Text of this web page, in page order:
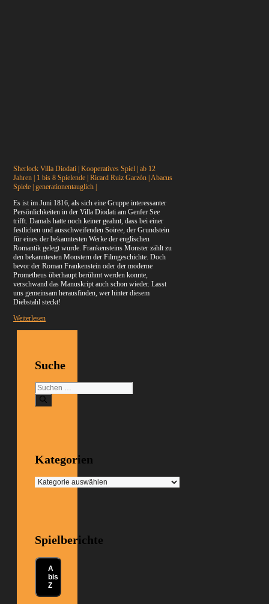
Sherlock Villa Diodati | Kooperatives Spiel | ab 12
Jahren | 1 bis 8 Spielende | Ricard Ruiz Garzón | Abacus
Spiele | generationentauglich |
Es ist im Juni 1816, als sich eine Gruppe interessanter
Persönlichkeiten in der Villa Diodati am Genfer See
trifft. Damals hatte noch keiner geahnt, dass bei einer
festlichen und ausschweifenden Soiree, der Grundstein
für eines der bekanntesten Werke der englischen
Romantik gelegt wurde. Frankensteins Monster zählt zu
den bekanntesten Monstern der Filmgeschichte. Doch
bevor der Roman Frankenstein oder der moderne
Prometheus überhaupt berühmt werden konnte,
verschwand das Manuskript auch schon wieder. Lasst
uns gemeinsam herausfinden, wer hinter diesem
Diebstahl steckt!
Weiterlesen
Suche
Suchen
nach:
Kategorien
Kategorien
Spielberichte
A
bis
Z